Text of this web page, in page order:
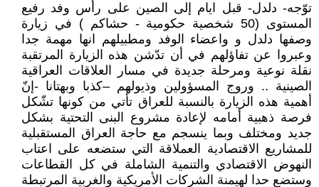
توّجه- دلدل- قبل ايام إلى الصين على رأس وفد رفيع
المستوى (50 شخصية حكومية - حشاكم ) في زيارة
وصفها دلدل و واعضاء الوفد ومطبيلهم انها مهمة جدا
وعبروا عن تفاؤلهم في أن تدّشن هذه الزيارة المرتقبة
نقلة نوعية ومرحلة جديدة في مسار العلاقات العراقية
الصينية .. وروج المسؤولين وذيولهم –كذبا وبهتانا -إنّ
أهمية هذه الزيارة بالنسبة للعراق تأتي من كونها تشّكل
فرصة ذهبية أمامه لإعادة مشروع البنى التحتية بشكل
جديد ومختلف وبما ينسجم مع حاجة العراق المستقبلية
للمشاريع الاقتصادية العملاقة التي ستضعه على اعتاب
النهوض الاقتصادي والتنمية الشاملة في كل القطاعات
وستضع حدا لهيمنة الشركات الأمريكية والغربية المرتبطة